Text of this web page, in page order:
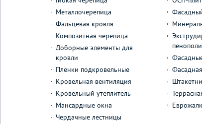
Металлочерепица
Фальцевая кровля
Композитная черепица
Доборные элементы для
кровли
Пленки подкровельные
Кровельная вентиляция
Кровельный утеплитель
Мансардные окна
Чердачные лестницы